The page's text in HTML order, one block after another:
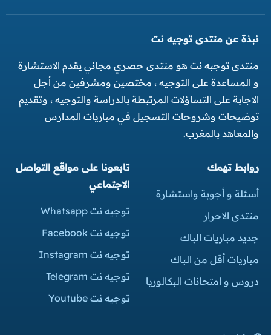
نبذة عن منتدى توجيه نت
منتدى توجبه نت هو منتدى حصري مجاني يقدم الاستشارة
و المساعدة على التوجيه ، مختصين ومشرفين من أجل
الاجابة على التساؤلات المرتبطة بالدراسة والتوجيه ، وتقديم
توضيحات وشروحات التسجيل في مباريات المدارس
والمعاهد بالمغرب.
روابط تهمك
أسئلة و أجوبة واستشارة
منتدى الاحرار
جديد مباريات الباك
مباريات أقل من الباك
دروس و امتحانات البكالوريا
تابعونا على مواقع التواصل
الاجتماعي
توجيه نت Whatsapp
توجيه نت Facebook
توجيه نت Instagram
توجيه نت Telegram
توجيه نت Youtube